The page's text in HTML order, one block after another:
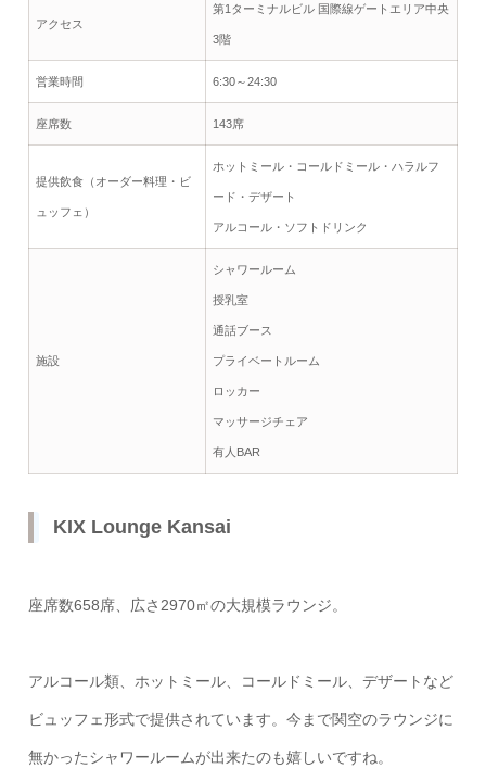
アクセス
第1ターミナルビル 国際線ゲートエリア中央
3階
営業時間 6:30～24:30
座席数 143席
提供飲食（オーダー料理・ビ
ュッフェ）
ホットミール・コールドミール・ハラルフ
ード・デザート
アルコール・ソフトドリンク
施設
シャワールーム
授乳室
通話ブース
プライベートルーム
ロッカー
マッサージチェア
有人BAR
KIX Lounge Kansai
座席数658席、広さ2970㎡の大規模ラウンジ。
アルコール類、ホットミール、コールドミール、デザートなど
ビュッフェ形式で提供されています。今まで関空のラウンジに
無かったシャワールームが出来たのも嬉しいですね。